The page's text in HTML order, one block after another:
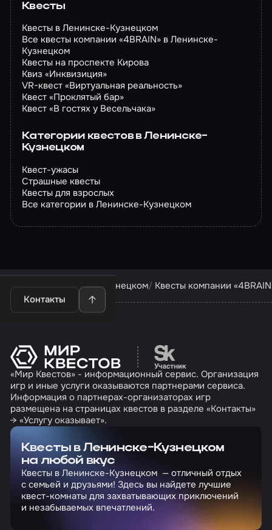
Квесты
Квесты в Ленинске-Кузнецком
Все квесты компании «4BRAIN» в Ленинске-
Кузнецком
Квесты на проспекте Кирова
Квиз «Инквизиция»
VR-квест «Виртуальная реальность»
Квест «Проклятый бар»
Квест «В гостях у Весельчака»
Категории квестов в Ленинске-
Кузнецком
Квест-ужасы
Страшные квесты
Квесты для взрослых
Все категории в Ленинске-Кузнецком
Контакты
Квесты в Ленинске-Кузнецком Квесты компании
Перейти на сайт
«Мир Квестов» - информационный сервис. Организация
игр и иные услуги оказываются партнерами сервиса.
Информация о партнерах-организаторах игр
размещена на страницах квестов в разделе «Контакты»
→ «Услугу оказывает».
Квесты в Ленинске-Кузнецком
на любой вкус
Квесты в Ленинске-Кузнецком — отличный отдых
с семьей и друзьями! Здесь вы найдете лучшие
квест-комнаты для захватывающих приключений
и незабываемых впечатлений.